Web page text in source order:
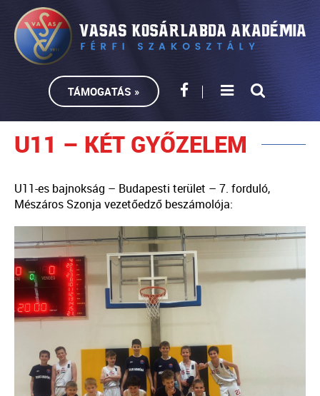
TÁMOGATÁS »
U11 – KÉT GYŐZELEM
U11-es bajnokság – Budapesti terület – 7. forduló,
Mészáros Szonja vezetőedző beszámolója: